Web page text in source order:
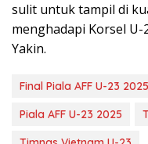
sulit untuk tampil di
menghadapi Korsel U-
Yakin.
Final Piala AFF U-23 2025
Piala AFF U-23 2025